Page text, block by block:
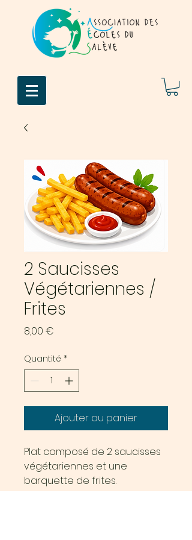
2 Saucisses
Végétariennes /
Frites
8,00 €
Quantité *
Ajouter au panier
Plat composé de 2 saucisses
végétariennes et une
barquette de frites.